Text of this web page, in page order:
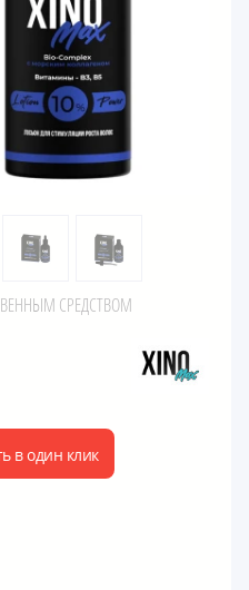
СРЕДСТВОМ
в один клик